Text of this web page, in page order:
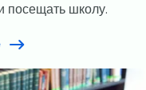
посещать школу.